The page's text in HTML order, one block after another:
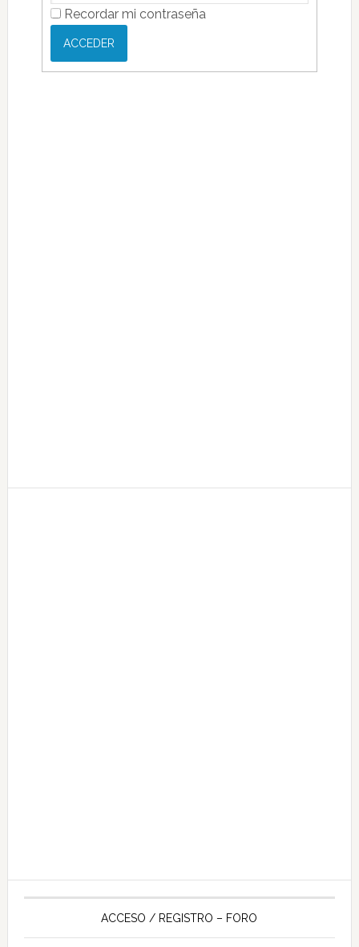
Recordar mi contraseña
ACCEDER
ACCESO / REGISTRO – FORO